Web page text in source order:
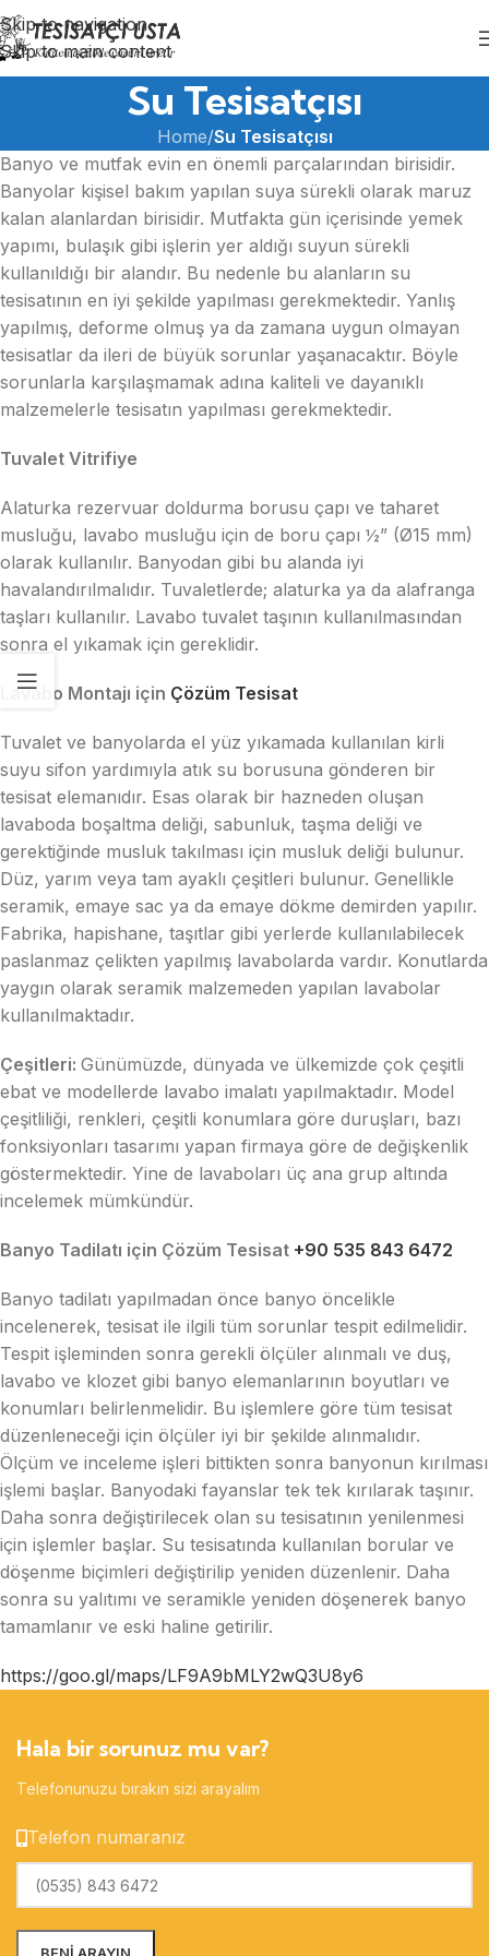
Skip to navigation
Skip to main content
Su Tesisatçısı
Home/Su Tesisatçısı
Banyo ve mutfak evin en önemli parçalarından birisidir.
Banyolar kişisel bakım yapılan suya sürekli olarak maruz
kalan alanlardan birisidir. Mutfakta gün içerisinde yemek
yapımı, bulaşık gibi işlerin yer aldığı suyun sürekli
kullanıldığı bir alandır. Bu nedenle bu alanların su
tesisatının en iyi şekilde yapılması gerekmektedir. Yanlış
yapılmış, deforme olmuş ya da zamana uygun olmayan
tesisatlar da ileri de büyük sorunlar yaşanacaktır. Böyle
sorunlarla karşılaşmamak adına kaliteli ve dayanıklı
malzemelerle tesisatın yapılması gerekmektedir.
Tuvalet Vitrifiye
Alaturka rezervuar doldurma borusu çapı ve taharet
musluğu, lavabo musluğu için de boru çapı ½” (Ø15 mm)
olarak kullanılır. Banyodan gibi bu alanda iyi
havalandırılmalıdır. Tuvaletlerde; alaturka ya da alafranga
taşları kullanılır. Lavabo tuvalet taşının kullanılmasından
sonra el yıkamak için gereklidir.
Lavabo Montajı için Çözüm Tesisat
Tuvalet ve banyolarda el yüz yıkamada kullanılan kirli
suyu sifon yardımıyla atık su borusuna gönderen bir
tesisat elemanıdır. Esas olarak bir hazneden oluşan
lavaboda boşaltma deliği, sabunluk, taşma deliği ve
gerektiğinde musluk takılması için musluk deliği bulunur.
Düz, yarım veya tam ayaklı çeşitleri bulunur. Genellikle
seramik, emaye sac ya da emaye dökme demirden yapılır.
Fabrika, hapishane, taşıtlar gibi yerlerde kullanılabilecek
paslanmaz çelikten yapılmış lavabolarda vardır. Konutlarda
yaygın olarak seramik malzemeden yapılan lavabolar
kullanılmaktadır.
Çeşitleri: Günümüzde, dünyada ve ülkemizde çok çeşitli
ebat ve modellerde lavabo imalatı yapılmaktadır. Model
çeşitliliği, renkleri, çeşitli konumlara göre duruşları, bazı
fonksiyonları tasarımı yapan firmaya göre de değişkenlik
göstermektedir. Yine de lavaboları üç ana grup altında
incelemek mümkündür.
Banyo Tadilatı için Çözüm Tesisat +90 535 843 6472
Banyo tadilatı yapılmadan önce banyo öncelikle
incelenerek, tesisat ile ilgili tüm sorunlar tespit edilmelidir.
Tespit işleminden sonra gerekli ölçüler alınmalı ve duş,
lavabo ve klozet gibi banyo elemanlarının boyutları ve
konumları belirlenmelidir. Bu işlemlere göre tüm tesisat
düzenleneceği için ölçüler iyi bir şekilde alınmalıdır.
Ölçüm ve inceleme işleri bittikten sonra banyonun kırılması
işlemi başlar. Banyodaki fayanslar tek tek kırılarak taşınır.
Daha sonra değiştirilecek olan su tesisatının yenilenmesi
için işlemler başlar. Su tesisatında kullanılan borular ve
döşenme biçimleri değiştirilip yeniden düzenlenir. Daha
sonra su yalıtımı ve seramikle yeniden döşenerek banyo
tamamlanır ve eski haline getirilir.
https://goo.gl/maps/LF9A9bMLY2wQ3U8y6
Hala bir sorunuz mu var?
Telefonunuzu bırakın sizi arayalım
Telefon numaranız